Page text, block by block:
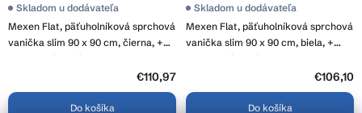
Mexen Flat, päťuholníková sprchová
vanička slim 90 x 90 cm, čierna, +
syfon chrómový - 41P709090
Skladom u dodávateľa
€110,97
Do košíka
Mexen Flat, päťuholníková sprchová
vanička slim 90 x 90 cm, biela, +
syfon chrómový - 41P109090
Skladom u dodávateľa
€106,10
Do košíka